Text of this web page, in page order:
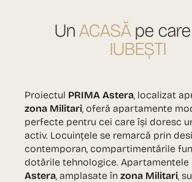
UnACASĂpe care
IUBEȘTI
Proiectul PRIMA Astera , localizat
zona Militari , oferă apartamente
perfecte pentru cei care își doresc
activ. Locuințele se remarcă prin
contemporan, compartimentările
dotările tehnologice. Apartamentele
Astera , amplasate în zona Militari ,